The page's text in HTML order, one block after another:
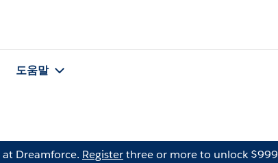
도움말
Dreamforce. Registerthree or more to unlock $999